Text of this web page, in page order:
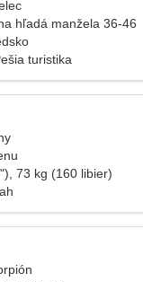
hľadá manžela 36-46
turistika
73 kg (160 libier)